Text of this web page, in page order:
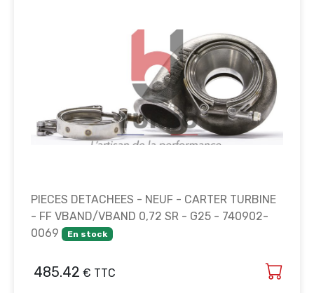
PIECES DETACHEES - NEUF - CARTER TURBINE
- FF VBAND/VBAND 0,72 SR - G25 - 740902-
0069
En stock
485.42 € TTC